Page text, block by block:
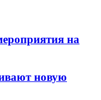
на
новую